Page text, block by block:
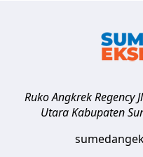
Ruko Angkrek Regency
Utara Kabupaten